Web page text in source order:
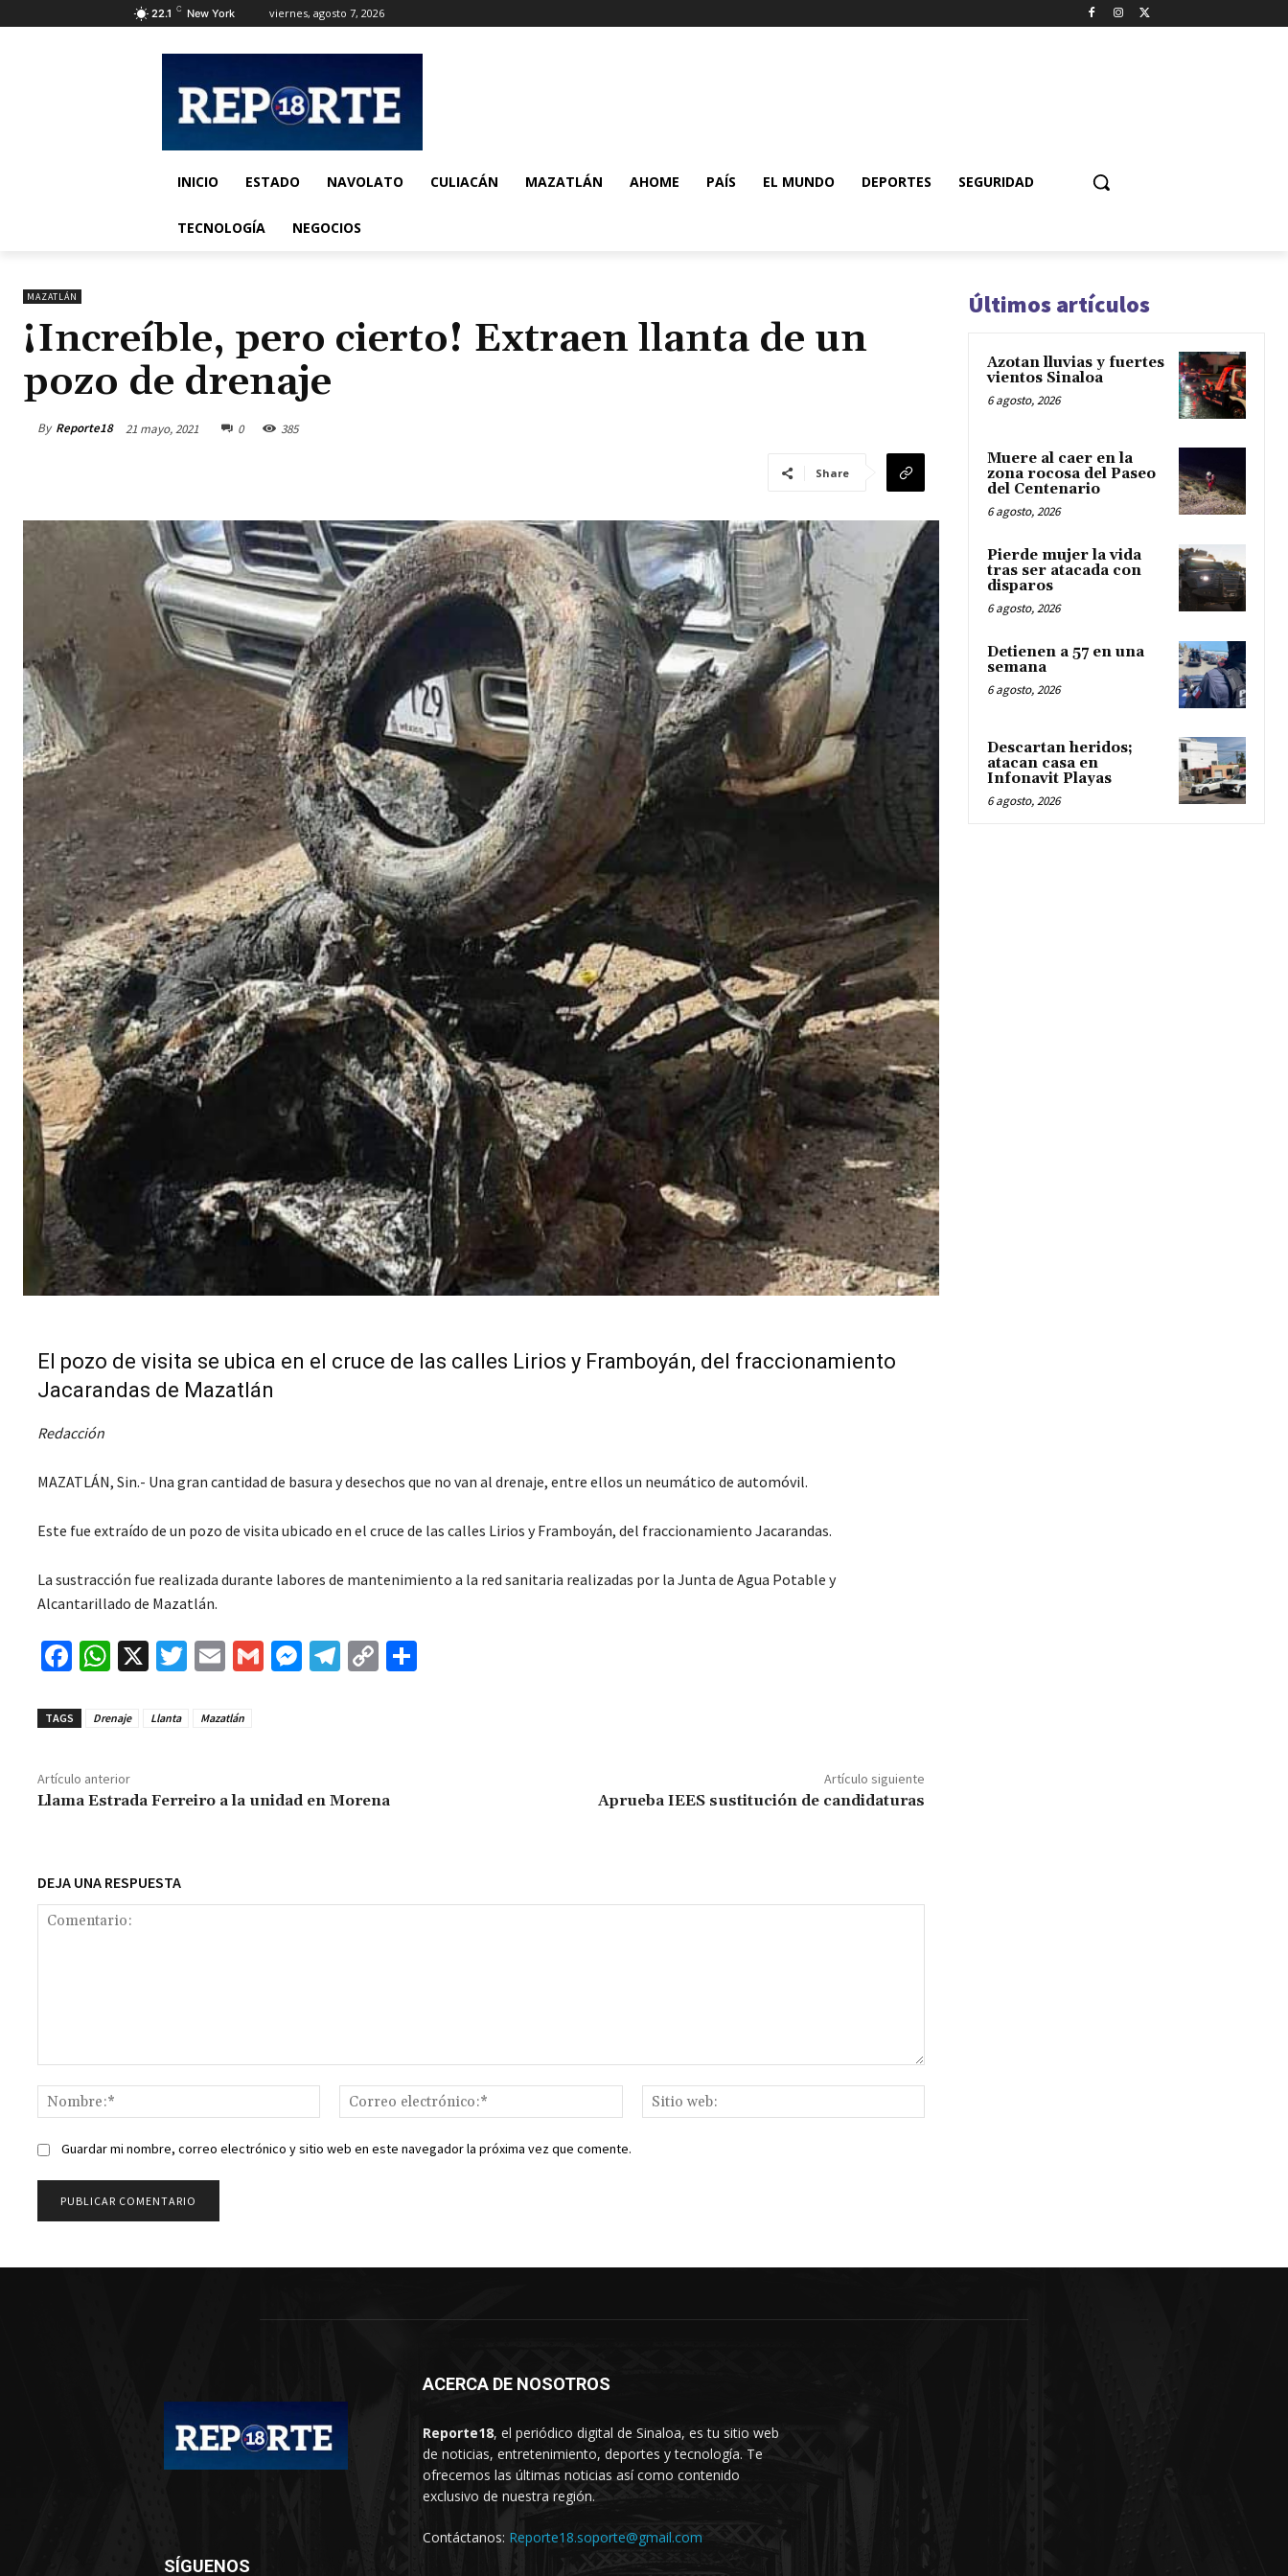
22.1 C New York viernes, agosto 7, 2026
INICIO ESTADO NAVOLATO CULIACÁN MAZATLÁN AHOME PAÍS EL MUNDO DEPORTES SEGURIDAD
TECNOLOGÍA NEGOCIOS
MAZATLÁN
¡Increíble, pero cierto! Extraen llanta de un
pozo de drenaje
By Reporte18 21 mayo, 2021 0 385
Share
El pozo de visita se ubica en el cruce de las calles Lirios y Framboyán, del fraccionamiento
Jacarandas de Mazatlán
Redacción
MAZATLÁN, Sin.- Una gran cantidad de basura y desechos que no van al drenaje, entre ellos un neumático de automóvil.
Este fue extraído de un pozo de visita ubicado en el cruce de las calles Lirios y Framboyán, del fraccionamiento Jacarandas.
La sustracción fue realizada durante labores de mantenimiento a la red sanitaria realizadas por la Junta de Agua Potable y
Alcantarillado de Mazatlán.
Fa
b
o
k
W
at
p
p
X
T
tt
E
ai
G
M
r
Te C
n
TAGS Drenaje Llanta Mazatlán
Artículo anterior
Llama Estrada Ferreiro a la unidad en Morena
Artículo siguiente
Aprueba IEES sustitución de candidaturas
DEJA UNA RESPUESTA
Nombre:*
Correo
electrónico:*
web:
Guardar mi nombre, correo electrónico y sitio web en este navegador la próxima vez que comente.
Últimos artículos
Azotan lluvias y fuertes
vientos Sinaloa
6 agosto, 2026
Muere al caer en la
zona rocosa del Paseo
del Centenario
6 agosto, 2026
Pierde mujer la vida
tras ser atacada con
disparos
6 agosto, 2026
Detienen a 57 en una
semana
6 agosto, 2026
Descartan heridos;
atacan casa en
Infonavit Playas
6 agosto, 2026
ACERCA DE NOSOTROS
Reporte18, el periódico digital de Sinaloa, es tu sitio web
de noticias, entretenimiento, deportes y tecnología. Te
ofrecemos las últimas noticias así como contenido
exclusivo de nuestra región.
Contáctanos: Reporte18.soporte@gmail.com
SÍGUENOS